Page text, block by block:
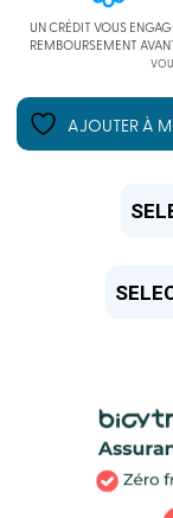
UN CRÉDIT VOUS
REMBOURSEMENT
AJOUTER À